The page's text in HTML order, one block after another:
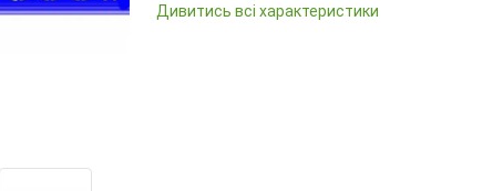
Дивитись всі характеристики